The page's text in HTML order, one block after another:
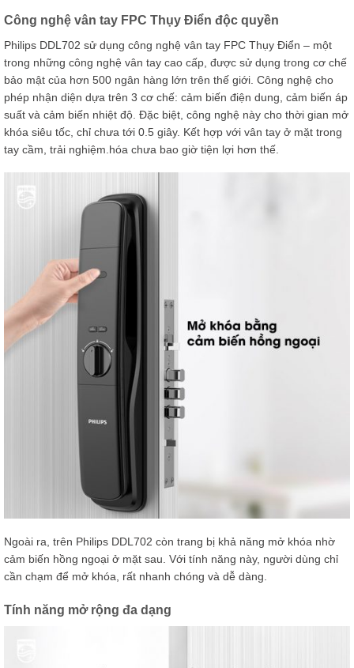
Công nghệ vân tay FPC Thụy Điển độc quyền
Philips DDL702 sử dụng công nghệ vân tay FPC Thụy Điển – một
trong những công nghệ vân tay cao cấp, được sử dụng trong cơ chế
bảo mật của hơn 500 ngân hàng lớn trên thế giới. Công nghệ cho
phép nhận diện dựa trên 3 cơ chế: cảm biến điện dung, cảm biến áp
suất và cảm biến nhiệt độ. Đặc biệt, công nghệ này cho thời gian mở
khóa siêu tốc, chỉ chưa tới 0.5 giây. Kết hợp với vân tay ở mặt trong
tay cầm, trải nghiệm.hóa chưa bao giờ tiện lợi hơn thế.
Ngoài ra, trên Philips DDL702 còn trang bị khả năng mở khóa nhờ
cảm biến hồng ngoại ở mặt sau. Với tính năng này, người dùng chỉ
cần chạm để mở khóa, rất nhanh chóng và dễ dàng.
Tính năng mở rộng đa dạng